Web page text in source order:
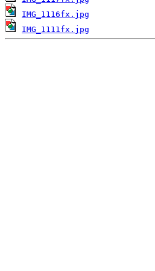
IMG_1116fx.jpg
IMG_1111fx.jpg